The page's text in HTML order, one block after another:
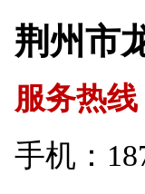
荆州市
服务热线
手机：